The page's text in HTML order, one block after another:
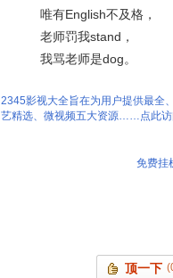
唯有English不及格，
老师罚我stand，
我骂老师是dog。
2345影视大全旨在为用户提供最全
艺精选、微视频五大资源……点此
免费挂
顶一下